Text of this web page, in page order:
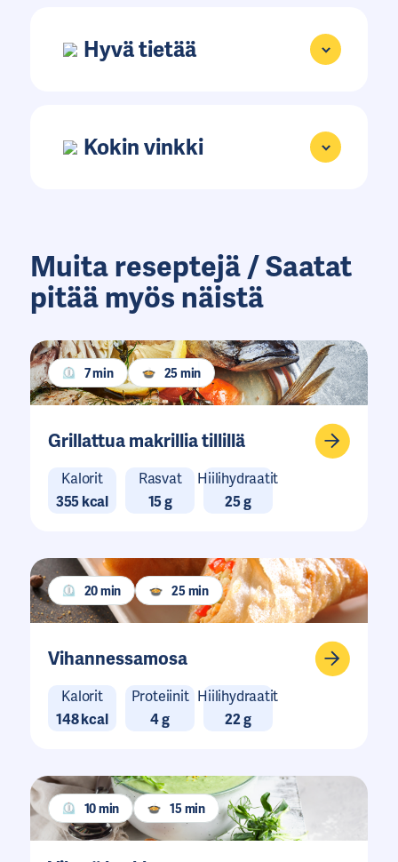
Hyvä tietää
Kokin vinkki
Muita reseptejä / Saatat
pitää myös näistä
7 min 25 min
Grillattua makrillia tillillä
Kalorit
355 kcal
Rasvat
15 g
Hiilihydraatit
25 g
20 min 25 min
Vihannessamosa
Kalorit
148 kcal
Proteiinit
4 g
Hiilihydraatit
22 g
10 min 15 min